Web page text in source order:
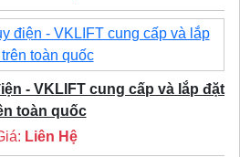
- VKLIFT cung cấp và lắp đặt
toàn quốc
Liên Hệ